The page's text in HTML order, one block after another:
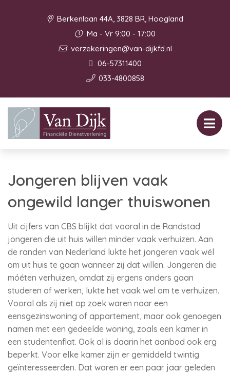
Berkenlaan 44A, 3828 BR, Hoogland
Ma - Vr 9:00 - 17:00
verzekeringen@van-dijkfd.nl
06-57311400
033-4800858
Jongeren blijven vaak
ongewild langer thuiswonen
Uit cijfers van CBS blijkt dat vooral in de Randstad
jongeren die uit huis willen minder vaak verhuizen. Aan
de randen van Nederland lukte het jongeren vaak wél
om uit huis te gaan wanneer zij dat willen. Jongeren die
móéten verhuizen, omdat zij ergens anders gaan
studeren of werken, lukte het vaak wel om te verhuizen.
Vooral als zij niet op zoek waren naar een
eensgezinswoning of appartement, maar ook genoegen
namen met een gedeelde woning, zoals een kamer in
een studentenflat. Ook al is daarin het aanbod ook erg
beperkt. Voor elke kamer zijn er gemiddeld twintig
geïnteresseerden. Dat waren er een paar jaar geleden